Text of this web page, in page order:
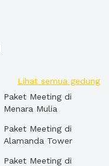
Lihat semua gedung
Paket Meeting di
Menara Mulia
Paket Meeting di
Alamanda Tower
Paket Meeting di